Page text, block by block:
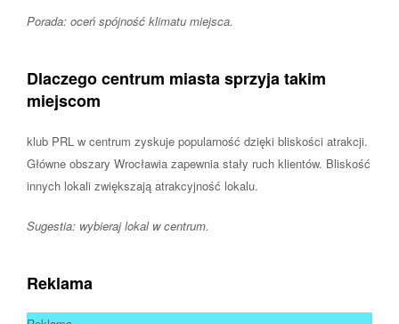
Porada: oceń spójność klimatu miejsca.
Dlaczego centrum miasta sprzyja takim
miejscom
klub PRL w centrum zyskuje popularność dzięki bliskości atrakcji.
Główne obszary Wrocławia zapewnia stały ruch klientów. Bliskość
innych lokali zwiększają atrakcyjność lokalu.
Sugestia: wybieraj lokal w centrum.
Reklama